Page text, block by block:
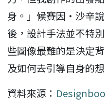
身。」候賽因‧沙辛
後，設計手法並不特
些圖像最難的是決定
及如何去引導自身的
資料來源：